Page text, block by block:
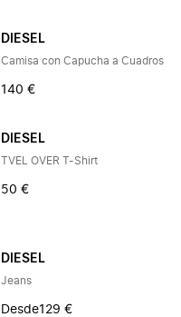
DIESEL
Camisa con Capucha a Cuadros
140 €
DIESEL
TVEL OVER T-Shirt
50 €
DIESEL
Jeans
Desde129 €